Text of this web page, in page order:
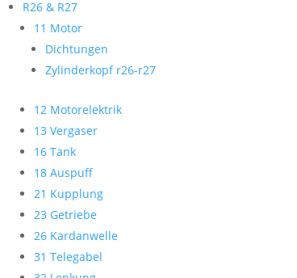
R26 & R27
11 Motor
Dichtungen
Zylinderkopf r26-r27
12 Motorelektrik
13 Vergaser
16 Tank
18 Auspuff
21 Kupplung
23 Getriebe
26 Kardanwelle
31 Telegabel